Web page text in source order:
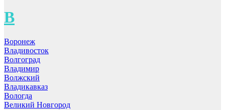
В
Воронеж
Владивосток
Волгоград
Владимир
Волжский
Владикавказ
Вологда
Великий Новгород